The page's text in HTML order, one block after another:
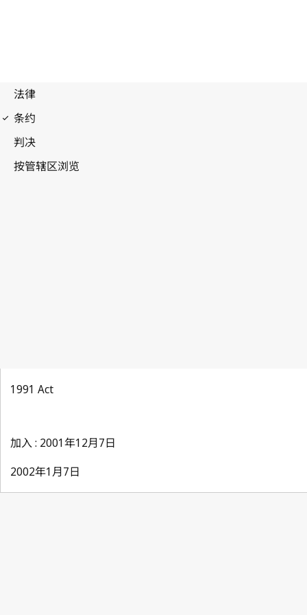
1991 Act
加入 : 2001年12月7日
2002年1月7日